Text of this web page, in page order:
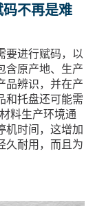
不再是难
要进行赋码，以
含原产地、生产
品辨识，并在产
和托盘还可能需
料生产环境通
机时间，这增加
久耐用，而且为